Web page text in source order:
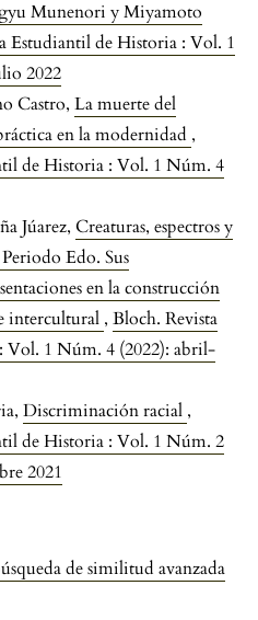
Munenori y Miyamoto
Estudiantil de Historia : Vol. 1
2022
Castro, La muerte del
en la modernidad ,
de Historia : Vol. 1 Núm. 4
Júarez, Creaturas, espectros y
Edo. Sus
en la construcción
intercultural , Bloch. Revista
Vol. 1 Núm. 4 (2022): abril-
Discriminación racial ,
de Historia : Vol. 1 Núm. 2
2021
de similitud avanzada